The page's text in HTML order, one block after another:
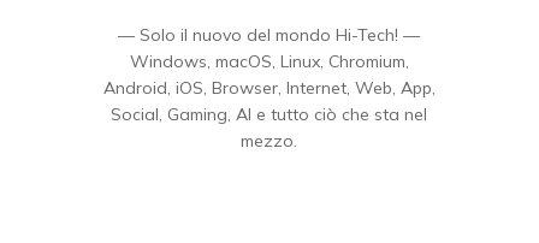
— Solo il nuovo del mondo Hi-Tech! —
Windows, macOS, Linux, Chromium,
Android, iOS, Browser, Internet, Web, App,
Social, Gaming, AI e tutto ciò che sta nel
mezzo.